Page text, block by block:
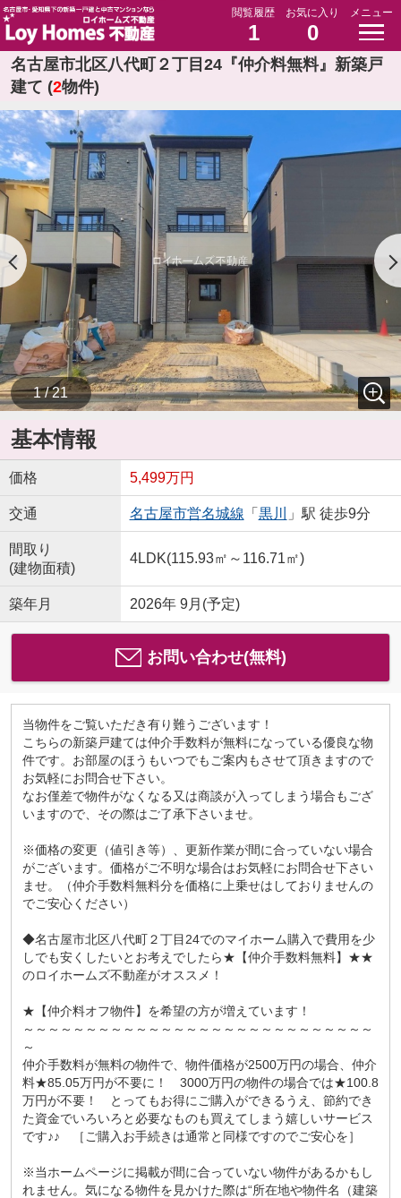
閲覧履歴
1
お気に入り
0
メニュー
名古屋市北区八代町２丁目24『仲介料無料』新築戸
建て (2物件)
1 / 21
基本情報
価格 5,499万円
交通 名古屋市営名城線 「 黒川 」駅 徒歩9分
間取り
(建物面積)
4LDK(115.93㎡～116.71㎡)
築年月 2026年 9月(予定)
お問い合わせ(無料)
当物件をご覧いただき有り難うございます！
こちらの新築戸建ては仲介手数料が無料になっている優良な物
件です。お部屋のほうもいつでもご案内もさせて頂きますので
お気軽にお問合せ下さい。
なお僅差で物件がなくなる又は商談が入ってしまう場合もござ
いますので、その際はご了承下さいませ。
※価格の変更（値引き等）、更新作業が間に合っていない場合
がございます。価格がご不明な場合はお気軽にお問合せ下さい
ませ。（仲介手数料無料分を価格に上乗せはしておりませんの
でご安心ください）
◆名古屋市北区八代町２丁目24でのマイホーム購入で費用を少
しでも安くしたいとお考えでしたら★【仲介手数料無料】★★
のロイホームズ不動産がオススメ！
★【仲介料オフ物件】を希望の方が増えています！
～～～～～～～～～～～～～～～～～～～～～～～～～～～～
～
仲介手数料が無料の物件で、物件価格が2500万円の場合、仲介
料★85.05万円が不要に！ 3000万円の物件の場合では★100.8
万円が不要！ とってもお得にご購入ができるうえ、節約でき
た資金でいろいろと必要なものも買えてしまう嬉しいサービス
です♪♪ ［ご購入お手続きは通常と同様ですのでご安心を］
※当ホームページに掲載が間に合っていない物件があるかもし
れません。気になる物件を見かけた際は“所在地や物件名（建築